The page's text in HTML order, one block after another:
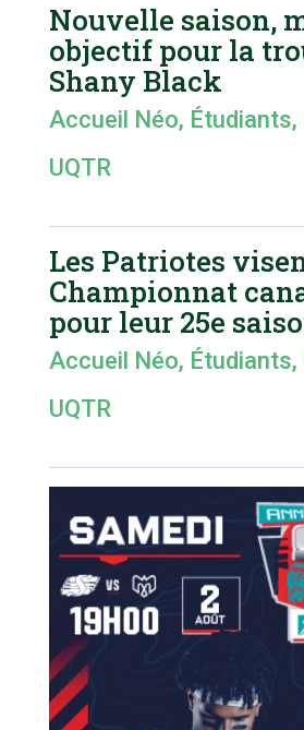
Nouvelle saison,
objectif pour la
Shany Black
Accueil Néo, Étudiants,
UQTR
Les Patriotes
Championnat
pour leur 25e
Accueil Néo, Étudiants,
UQTR